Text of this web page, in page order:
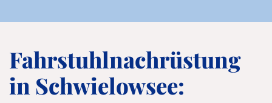
Fahrstuhlnachrüstung
in Schwielowsee: